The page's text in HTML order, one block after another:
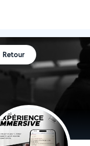
Retour